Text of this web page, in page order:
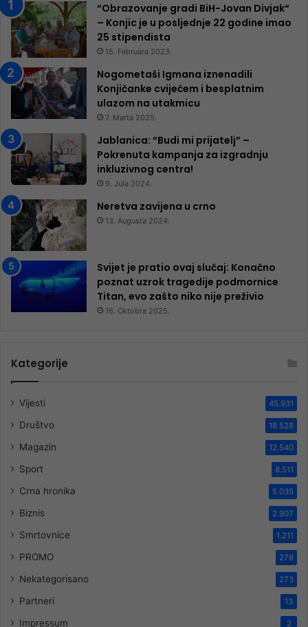
“Obrazovanje gradi BiH-Jovan Divjak“
– Konjic je u posljednje 22 godine imao
25 ​​stipendista
15. Februara 2023.
Nogometaši Igmana iznenadili
Konjičanke cvijećem i besplatnim
ulazom na utakmicu
7. Marta 2025.
Jablanica: “Budi mi prijatelj” –
Pokrenuta kampanja za izgradnju
inkluzivnog centra!
9. Jula 2024.
Neretva zavijena u crno
13. Augusta 2024.
Svijet je pratio ovaj slučaj: Konačno
poznat uzrok tragedije podmornice
Titan, evo zašto niko nije preživio
16. Oktobra 2025.
Kategorije
Vijesti 45.931
Društvo 18.528
Magazin 12.540
Sport 8.511
Crna hronika 5.035
Biznis 2.907
Smrtovnice 1.211
PROMO 278
Nekategorisano 273
Partneri 13
Impressum 2